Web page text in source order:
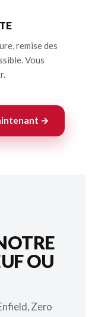
remise des
Vous
→
OU
Zero